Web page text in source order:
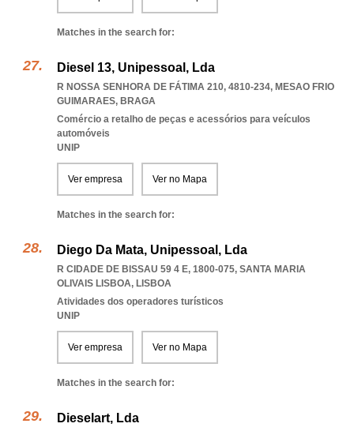
Matches in the search for:
Diesel 13, Unipessoal, Lda
R NOSSA SENHORA DE FÁTIMA 210, 4810-234, MESAO FRIO
GUIMARAES, BRAGA
Comércio a retalho de peças e acessórios para veículos
automóveis
UNIP
Ver empresa Ver no Mapa
Matches in the search for:
Diego Da Mata, Unipessoal, Lda
R CIDADE DE BISSAU 59 4 E, 1800-075, SANTA MARIA
OLIVAIS LISBOA, LISBOA
Atividades dos operadores turísticos
UNIP
Ver empresa Ver no Mapa
Matches in the search for:
Dieselart, Lda